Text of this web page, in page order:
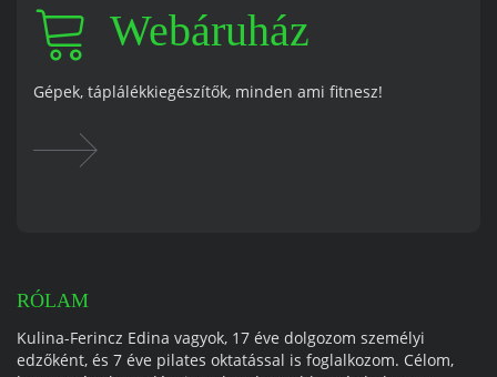
Webáruház
Gépek, táplálékkiegészítők, minden ami fitnesz!
RÓLAM
Kulina-Ferincz Edina vagyok, 17 éve dolgozom személyi
edzőként, és 7 éve pilates oktatással is foglalkozom. Célom,